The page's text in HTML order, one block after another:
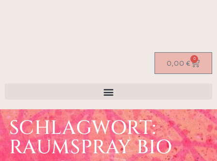
0,00 € 0
SCHLAGWORT:
RAUMSPRAY BIO